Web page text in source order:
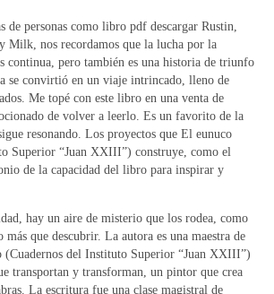
de personas como libro pdf descargar Rustin,
Milk, nos recordamos que la lucha por la
continua, pero también es una historia de triunfo
se convirtió en un viaje intrincado, lleno de
Me topé con este libro en una venta de
de volver a leerlo. Es un favorito de la
resonando. Los proyectos que El eunuco
Superior “Juan XXIII”) construye, como el
de la capacidad del libro para inspirar y
hay un aire de misterio que los rodea, como
que descubrir. La autora es una maestra de
(Cuadernos del Instituto Superior “Juan XXIII”)
transportan y transforman, un pintor que crea
La escritura fue una clase magistral de